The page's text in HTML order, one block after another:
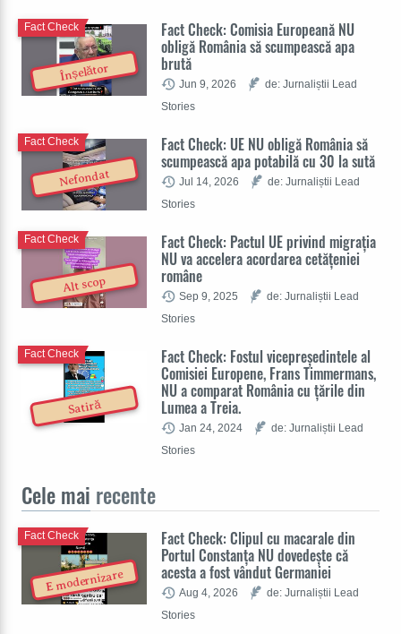
Înșelător
Fact Check: Comisia Europeană NU
obligă România să scumpească apa
brută
Fact Check
Jun 9, 2026
de: Jurnaliștii Lead
Stories
Nefondat
Fact Check: UE NU obligă România să
scumpească apa potabilă cu 30 la sută
Fact Check
Jul 14, 2026
de: Jurnaliștii Lead
Stories
Alt scop
Fact Check: Pactul UE privind migrația
NU va accelera acordarea cetățeniei
române
Fact Check
Sep 9, 2025
de: Jurnaliștii Lead
Stories
Satiră
Fact Check: Fostul vicepreședintele al
Comisiei Europene, Frans Timmermans,
NU a comparat România cu țările din
Lumea a Treia.
Fact Check
Jan 24, 2024
de: Jurnaliștii Lead
Stories
Cele mai recente
E modernizare
Fact Check: Clipul cu macarale din
Portul Constanța NU dovedește că
acesta a fost vândut Germaniei
Fact Check
Aug 4, 2026
de: Jurnaliștii Lead
Stories